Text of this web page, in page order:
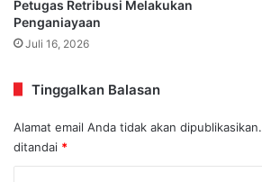
Petugas Retribusi Melakukan
Penganiayaan
Juli 16, 2026
Tinggalkan Balasan
Alamat email Anda tidak akan dipublikasikan.
ditandai *